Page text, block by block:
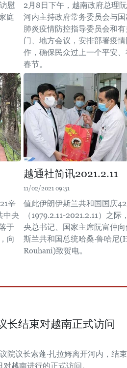
慰
庭
2月8日下午，越南政府总理
河内主持政府常务委员会与
肺炎疫情防控指导委员会和有
门、地方会议，安排部署疫
作，确保民众过上一个平安
春节。
辛
中央
于
向
越通社简讯2021.2.11
11/02/2021 09:51
值此伊朗伊斯兰共和国国庆
（1979.2.11-2021.2.11）之际
央总书记、国家主席阮富仲
斯兰共和国总统哈桑·鲁哈尼
Rouhani)致贺电。
长结束对越南正式访问
院议长索蓬·扎拉姆离开河内，结
越南进行的正式访问。